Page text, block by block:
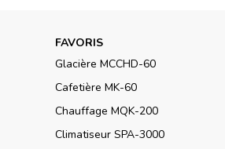
FAVORIS
Glacière MCCHD-60
Cafetière MK-60
Chauffage MQK-200
Climatiseur SPA-3000